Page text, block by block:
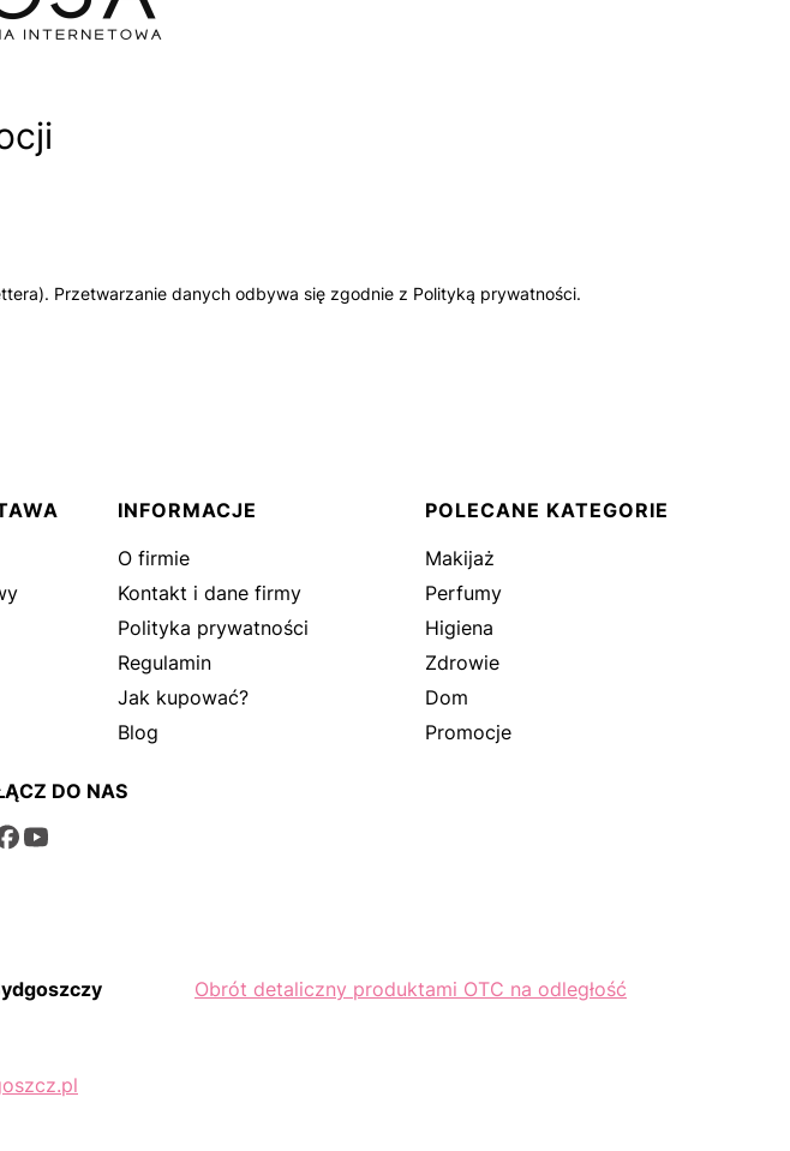
Przetwarzanie danych odbywa się zgodnie z Polityką prywatności.
INFORMACJE
O firmie
Kontakt i dane firmy
Polityka prywatności
Regulamin
Jak kupować?
Blog
POLECANE KATEGORIE
Makijaż
Perfumy
Higiena
Zdrowie
Dom
Promocje
DO NAS
Obrót detaliczny produktami OTC na odległość